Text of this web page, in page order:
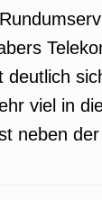
deutlich
viel in
neben